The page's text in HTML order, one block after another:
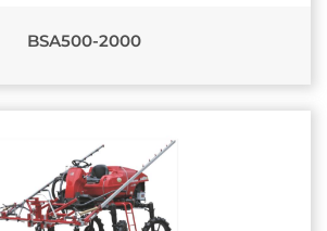
BSA500-2000